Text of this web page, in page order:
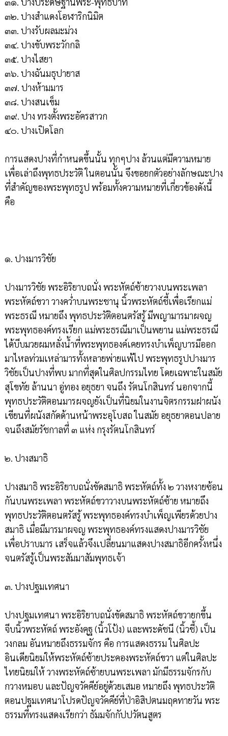
๓๒. ปางสำแดงโอฬาริกนิมิต
๓๓. ปางรับผลมะม่วง
๓๔. ปางขับพระวักกลิ
๓๕. ปางไสยา
๓๖. ปางฉันมธุปายาส
๓๗. ปางห้ามมาร
๓๘. ปางสนเข็ม
๓๙. ปาง ทรงตั้งพระอัครสาวก
๔๐. ปางเปิดโลก
การแสดงปางที่กำหนดขึ้นนั้น ทุกๆปาง ล้วนแต่มีความหมาย
เพื่อเล่าถึงพุทธประวัติ ในตอนนั้น จึงขอยกตัวอย่างลักษณะปาง
ที่สำคัญของพระพุทธรูป พร้อมทั้งความหมายที่เกี่ยวข้องดังนี้
คือ
๑. ปางมารวิชัย
ปางมารวิชัย พระอิริยาบถนั่ง พระหัตถ์ซ้ายวางบนพระเพลา
พระหัตถ์ขวา วางคว่ำบนพระชานุ นิ้วพระหัตถ์ชี้เพื่อเรียกแม่
พระธรณี หมายถึง พุทธประวัติตอนตรัสรู้ มีพญามารมาผจญ
พระพุทธองค์ทรงเรียก แม่พระธรณีมาเป็นพยาน แม่พระธรณี
ได้บีบมวยผมหลั่งน้ำที่พระพุทธองค์เคยทรงบำเพ็ญบารมีออก
มาไหลท่วมเหล่ามารทั้งหลายพ่ายแพ้ไป พระพุทธรูปปางมาร
วิชัยเป็นปางที่พบ มากที่สุดในศิลปกรรมไทย โดยเฉพาะในสมัย
สุโขทัย ล้านนา อู่ทอง อยุธยา จนถึง รัตนโกสินทร์ นอกจากนี้
พุทธประวัติตอนมารผจญยังเป็นที่นิยมในงานจิตรกรรมฝาผนัง
เขียนที่ผนังสกัดด้านหน้าพระอุโบสถ ในสมัย อยุธยาตอนปลาย
จนถึงสมัยรัชกาลที่ ๓ แห่ง กรุงรัตนโกสินทร์
๒. ปางสมาธิ
ปางสมาธิ พระอิริยาบถนั่งขัดสมาธิ พระหัตถ์ทั้ง ๒ วางหงายซ้อน
กันบนพระเพลา พระหัตถ์ขวาวางบนพระหัตถ์ซ้าย หมายถึง
พุทธประวัติตอนตรัสรู้ พระพุทธองค์ทรงบำเพ็ญเพียรด้วยปาง
สมาธิ เมื่อมีมารมาผจญ พระพุทธองค์ทรงแสดงปางมารวิชัย
เพื่อปราบมาร เสร็จแล้วจึงเปลี่ยนมาแสดงปางสมาธิอีกครั้งหนึ่ง
จนตรัสรู้เป็นพระสัมมาสัมพุทธเจ้า
๓. ปางปฐมเทศนา
ปางปฐมเทศนา พระอิริยาบถนั่งขัดสมาธิ พระหัตถ์ขวายกขึ้น
จีบนิ้วพระหัตถ์ พระอังคุฐ (นิ้วโป้ง) และพระดัชนี (นิ้วชี้) เป็น
วงกลม อันหมายถึงธรรมจักร คือ การแสดงธรรม ในศิลปะ
อินเดียนิยมให้พระหัตถ์ซ้ายประคองพระหัตถ์ขวา แต่ในศิลปะ
ไทยนิยมให้ วางพระหัตถ์ซ้ายบนพระเพลา มักมีธรรมจักรกับ
กวางหมอบ และปัญจวัคคีย์อยู่ด้วยเสมอ หมายถึง พุทธประวัติ
ตอนปฐมเทศนาโปรดปัญจวัคคีย์ที่ป่าอิสิปตนมฤคทายวัน พระ
ธรรมที่ทรงแสดงเรียกว่า ธัมมจักกัปปวัตนสูตร